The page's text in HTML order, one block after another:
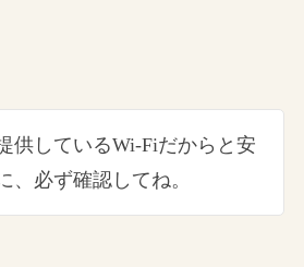
供しているWi-Fiだからと安
、必ず確認してね。